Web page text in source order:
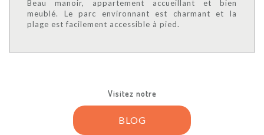
Beau manoir, appartement accueillant et bien
meublé. Le parc environnant est charmant et la
plage est facilement accessible à pied.
Visitez notre
BLOG